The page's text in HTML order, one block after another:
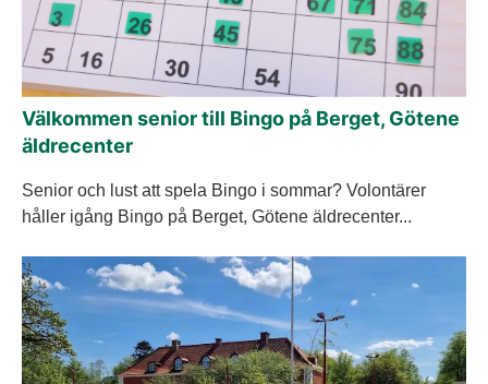
Välkommen senior till Bingo på Berget, Götene
äldrecenter
Senior och lust att spela Bingo i sommar? Volontärer
håller igång Bingo på Berget, Götene äldrecenter...